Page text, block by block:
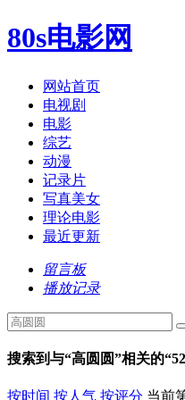
80s电影网
网站首页
电视剧
电影
综艺
动漫
记录片
写真美女
理论电影
最近更新
留言板
播放记录
搜索到与“高圆圆”相关的“52
按时间 按人气 按评分 当前